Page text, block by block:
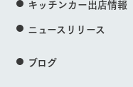
キッチンカー出店情報
ニュースリリース
ブログ